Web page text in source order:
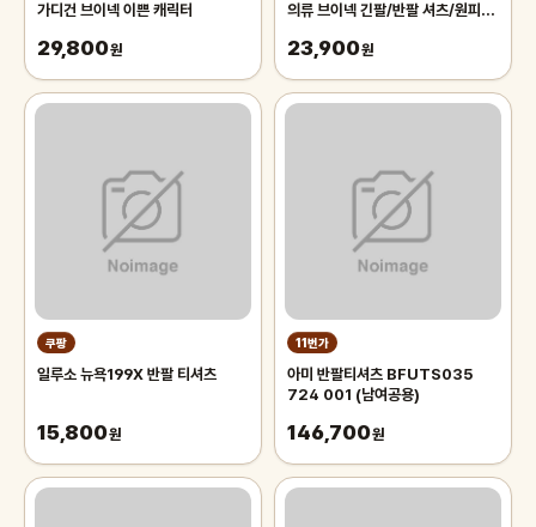
가디건 브이넥 이쁜 캐릭터
29,800원
의류 브이넥 긴팔/반팔 셔츠/원피
걸
23,900원
쿠팡
일루소 뉴욕199X 반팔 티셔츠
15,800원
11번가
아미 반팔티셔츠 BFUTS035
724 001 (남여공용)
146,700원